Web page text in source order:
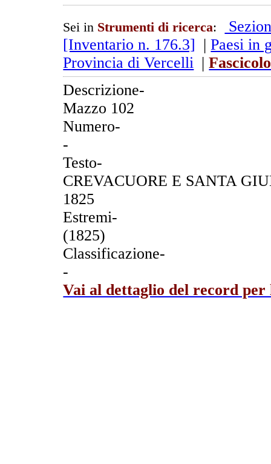
Sei in Strumenti di ricerca:
[Inventario n. 176.3] |Paesi in
Provincia di Vercelli |
Descrizione-
Mazzo 102
Numero-
-
Testo-
CREVACUORE E SANTA
1825
Estremi-
(1825)
Classificazione-
-
Vai al dettaglio del record per